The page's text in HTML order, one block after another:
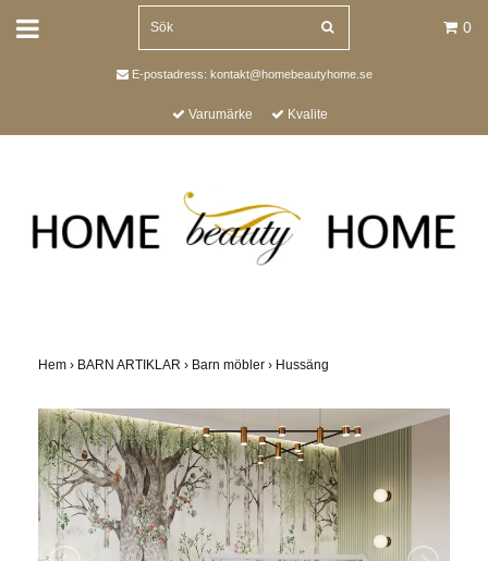
0
E-postadress: kontakt@homebeautyhome.se
Varumärke Kvalite
Hem › BARN ARTIKLAR › Barn möbler › Hussäng